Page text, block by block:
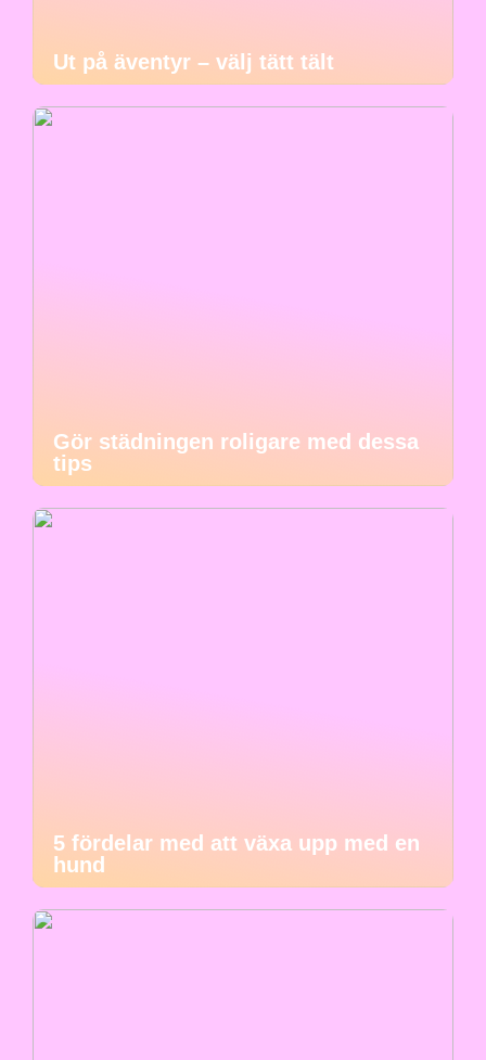
Ut på äventyr – välj tätt tält
Gör städningen roligare med dessa
tips
5 fördelar med att växa upp med en
hund